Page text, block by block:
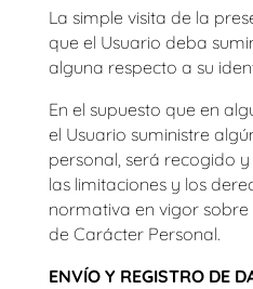
La simple visita de la
que el Usuario deba
alguna respecto a su
En el supuesto que en
el Usuario suministre
personal, será recogido
las limitaciones y los
normativa en vigor
de Carácter Personal.
ENVÍO Y REGISTRO DE